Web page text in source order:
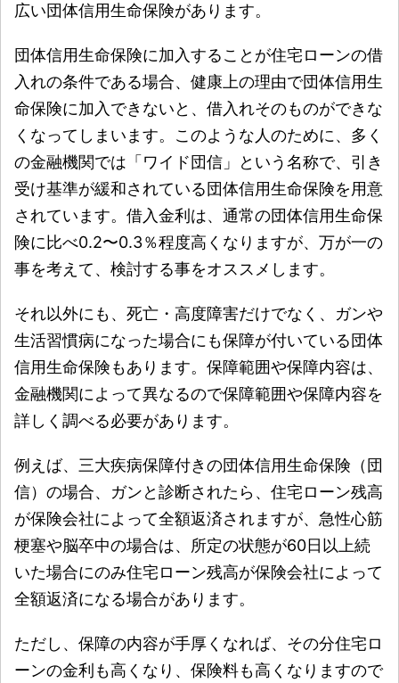
広い団体信用生命保険があります。
団体信用生命保険に加入することが住宅ローンの借
入れの条件である場合、健康上の理由で団体信用生
命保険に加入できないと、借入れそのものができな
くなってしまいます。このような人のために、多く
の金融機関では「ワイド団信」という名称で、引き
受け基準が緩和されている団体信用生命保険を用意
されています。借入金利は、通常の団体信用生命保
険に比べ0.2〜0.3％程度高くなりますが、万が一の
事を考えて、検討する事をオススメします。
それ以外にも、死亡・高度障害だけでなく、ガンや
生活習慣病になった場合にも保障が付いている団体
信用生命保険もあります。保障範囲や保障内容は、
金融機関によって異なるので保障範囲や保障内容を
詳しく調べる必要があります。
例えば、三大疾病保障付きの団体信用生命保険（団
信）の場合、ガンと診断されたら、住宅ローン残高
が保険会社によって全額返済されますが、急性心筋
梗塞や脳卒中の場合は、所定の状態が60日以上続
いた場合にのみ住宅ローン残高が保険会社によって
全額返済になる場合があります。
ただし、保障の内容が手厚くなれば、その分住宅ロ
ーンの金利も高くなり、保険料も高くなりますので